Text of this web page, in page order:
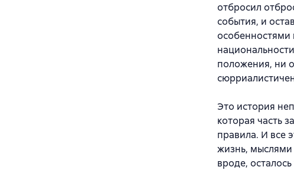
отбросил
события, и
особенностями
положения, ни
Это история
которая часть
правила. И все
жизнь, мыслями
вроде,